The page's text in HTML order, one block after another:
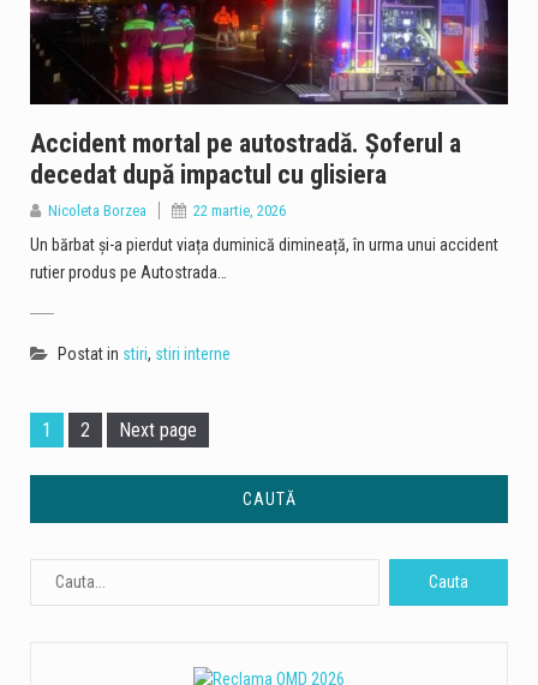
Accident mortal pe autostradă. Șoferul a
decedat după impactul cu glisiera
Nicoleta Borzea 22 martie, 2026
Un bărbat și-a pierdut viața duminică dimineață, în urma unui accident
rutier produs pe Autostrada…
Postat in stiri, stiri interne
Page
1 Page
2 Next page
CAUTĂ